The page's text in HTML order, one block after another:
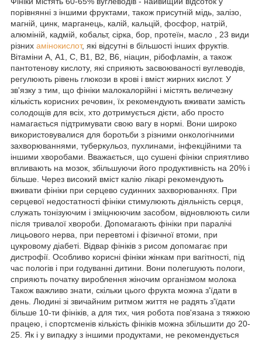
порівнянні з іншими фруктами, також присутній мідь, залізо,
магній, цинк, марганець, калій, кальцій, фосфор, натрій,
алюміній, кадмій, кобальт, сірка, бор, протеїн, масло , 23 види
різних амінокислот, які відсутні в більшості інших фруктів.
Вітаміни А, А1, С, В1, В2, В6, ніацин, рібофламін, а також
пантотенову кислоту, які сприяють засвоюваності вуглеводів,
регулюють рівень глюкози в крові і вміст жирних кислот. У
зв'язку з тим, що фініки малокалорійні і містять величезну
кількість корисних речовин, їх рекомендують вживати замість
солодощів для всіх, хто дотримується дієти, або просто
намагається підтримувати свою вагу в нормі. Вони широко
використовувалися для боротьби з різними онкологічними
захворюваннями, туберкульоз, пухлинами, інфекційними та
іншими хворобами. Вважається, що сушені фініки сприятливо
впливають на мозок, збільшуючи його продуктивність на 20% і
більше. Через високий вміст калію лікарі рекомендують
вживати фініки при серцево судинних захворюваннях. При
серцевої недостатності фініки стимулюють діяльність серця,
служать тонізуючим і зміцнюючим засобом, відновлюють сили
після тривалої хвороби. Допомагають фініки при паралічі
лицьового нерва, при перевтомі і фізичної втоми, при
цукровому діабеті. Відвар фініків з рисом допомагає при
дистрофії. Особливо корисні фініки жінкам при вагітності, під
час пологів і при годуванні дитини. Вони полегшують пологи,
сприяють початку вироблення жіночим організмом молока
Також важливо знати, скільки цього фрукта можна з'їдати в
день. Людині зі звичайним ритмом життя не радять з'їдати
більше 10-ти фініків, а для тих, чия робота пов'язана з тяжкою
працею, і спортсменів кількість фініків можна збільшити до 20-
25. Як і у випадку з іншими продуктами, не рекомендується